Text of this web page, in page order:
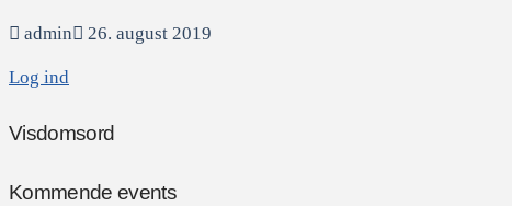
admin 26. august 2019
Log ind
Visdomsord
Kommende events